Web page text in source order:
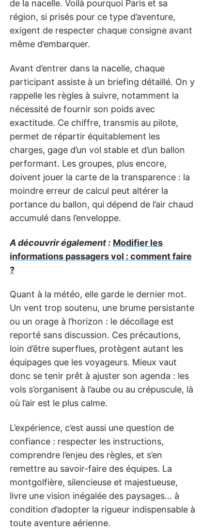
de la nacelle. Voilà pourquoi Paris et sa
région, si prisés pour ce type d’aventure,
exigent de respecter chaque consigne avant
même d’embarquer.
Avant d’entrer dans la nacelle, chaque
participant assiste à un briefing détaillé. On y
rappelle les règles à suivre, notamment la
nécessité de fournir son poids avec
exactitude. Ce chiffre, transmis au pilote,
permet de répartir équitablement les
charges, gage d’un vol stable et d’un ballon
performant. Les groupes, plus encore,
doivent jouer la carte de la transparence : la
moindre erreur de calcul peut altérer la
portance du ballon, qui dépend de l’air chaud
accumulé dans l’enveloppe.
A découvrir également : Modifier les
informations passagers vol : comment faire
?
Quant à la météo, elle garde le dernier mot.
Un vent trop soutenu, une brume persistante
ou un orage à l’horizon : le décollage est
reporté sans discussion. Ces précautions,
loin d’être superflues, protègent autant les
équipages que les voyageurs. Mieux vaut
donc se tenir prêt à ajuster son agenda : les
vols s’organisent à l’aube ou au crépuscule, là
où l’air est le plus calme.
L’expérience, c’est aussi une question de
confiance : respecter les instructions,
comprendre l’enjeu des règles, et s’en
remettre au savoir-faire des équipes. La
montgolfière, silencieuse et majestueuse,
livre une vision inégalée des paysages… à
condition d’adopter la rigueur indispensable à
toute aventure aérienne.